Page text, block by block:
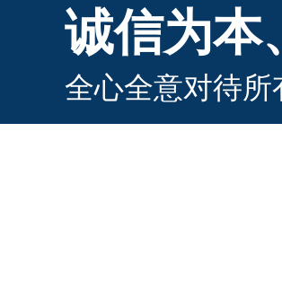
诚信为本
全心全意对待所